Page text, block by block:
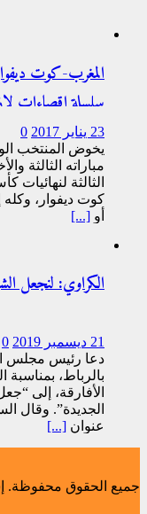
المغرب-كوت
سلسلة اقصاءات
23 يناير 2017
0
يخوض المنتخب
مباراته الثالثة
الثالثة لنهائيات
كوت ديفوار،
أو [...]
الكراوي: لنجعل
21 ديسمبر 2019
0
دعا رئيس مجلس
بالرباط، بمناسبة
الأفارقة، إلى
الجديدة”. وقال
عنوان [...]
جميع الحقوق محفوظة. إشراقة